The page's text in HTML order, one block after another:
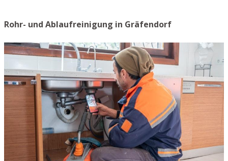
Rohr- und Ablaufreinigung in Gräfendorf